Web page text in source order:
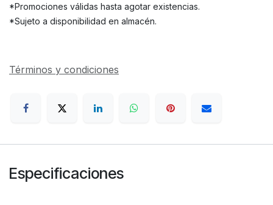
*Promociones válidas hasta agotar existencias.
*Sujeto a disponibilidad en almacén.
Términos y condiciones
Especificaciones